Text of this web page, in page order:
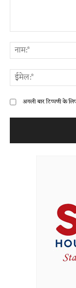
अगली बार टिप्पणी के